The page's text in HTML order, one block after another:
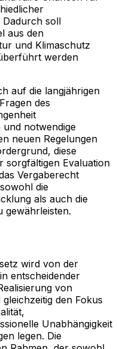
Dadurch soll
aus den
und Klimaschutz
werden
auf die langjährigen
des
notwendige
neuen Regelungen
diese
sorgfältigen Evaluation
Vergaberecht
die
als auch die
gewährleisten.
wird von der
entscheidender
von
den Fokus
Unabhängigkeit
legen. Die